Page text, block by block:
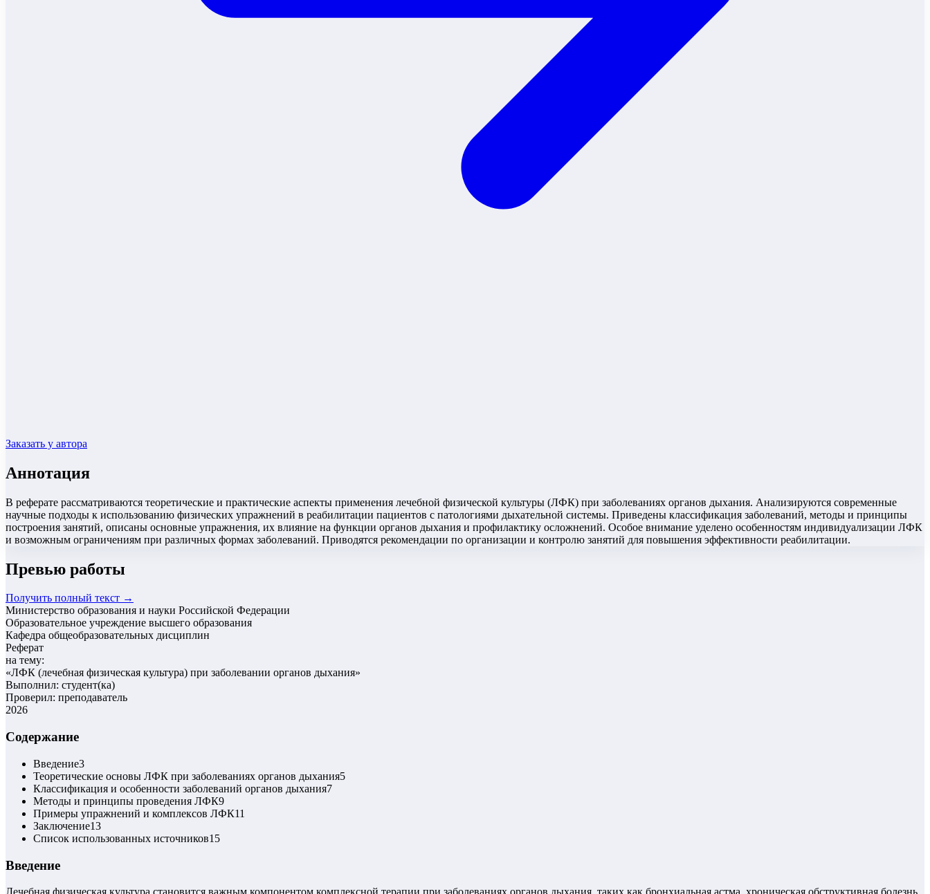
Заказать у автора
Аннотация
В реферате рассматриваются теоретические и практические аспекты применения лечебной физической культуры (ЛФК) при заболеваниях органов дыхания. Анализируются современные
научные подходы к использованию физических упражнений в реабилитации пациентов с патологиями дыхательной системы. Приведены классификация заболеваний, методы и принципы
построения занятий, описаны основные упражнения, их влияние на функции органов дыхания и профилактику осложнений. Особое внимание уделено особенностям индивидуализации ЛФК
и возможным ограничениям при различных формах заболеваний. Приводятся рекомендации по организации и контролю занятий для повышения эффективности реабилитации.
Превью работы
Получить полный текст →
Министерство образования и науки Российской Федерации
Образовательное учреждение высшего образования
Кафедра общеобразовательных дисциплин
Реферат
на тему:
«ЛФК (лечебная физическая культура) при заболевании органов дыхания»
Выполнил: студент(ка)
Проверил: преподаватель
2026
Содержание
Введение3
Теоретические основы ЛФК при заболеваниях органов дыхания5
Классификация и особенности заболеваний органов дыхания7
Методы и принципы проведения ЛФК9
Примеры упражнений и комплексов ЛФК11
Заключение13
Список использованных источников15
Введение